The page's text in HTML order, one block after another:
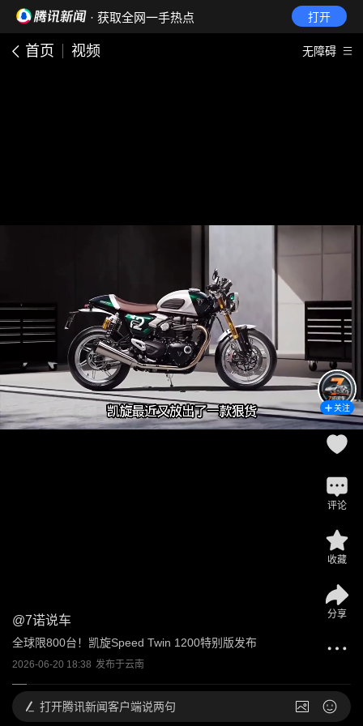
· 获取全网一手热点 打开
首页 视频 无障碍
@7诺说车
全球限800台！凯旋Speed Twin 1200特别版发布
2026-06-20 18:38 发布于云南
关注
评论
收藏
分享
打开腾讯新闻客户端说两句